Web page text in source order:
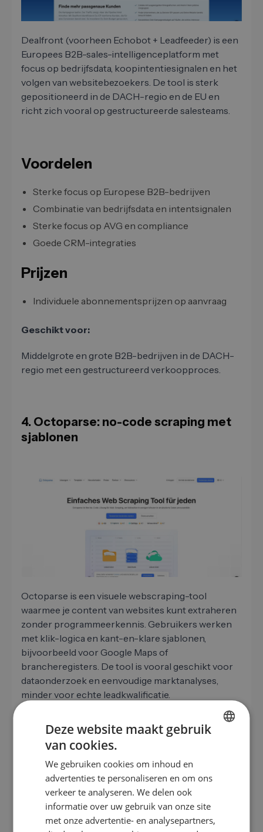
Dealfront (voorheen Echobot + Leadfeeder) is een
Europees B2B-sales-intelligenceplatform met
focus op bedrijfsdata, koopintentiesignalen en het
volgen van websitebezoekers. De tool is sterk
gepositioneerd in de DACH-regio en de EU en
richt zich vooral op gestructureerde salesteams.
Voordelen
Sterke focus op Europese B2B-bedrijven
Combinatie van bedrijfsdata en intentsignalen
Sterke focus op AVG en compliance
Goede CRM-integraties
Prijzen
Individuele abonnementsprijzen op aanvraag
Geschikt voor:
Middelgrote en grote B2B-bedrijven in de DACH-
regio met een gestructureerd verkoopproces.
4. Octoparse: no-code scraping met
sjablonen
Octoparse is een visuele webscraping-tool
waarmee je content van websites kunt extraheren
zonder programmeerkennis. Gebruikers werken
met klik-logica en kant-en-klare sjablonen,
bijvoorbeeld voor Google Maps of
brancheregisters. De tool is vooral geschikt voor
dataonderzoek en eenvoudige marktanalyses,
minder voor echte leadkwalificatie.
Voordelen
Point-and-click-interface
Veel sjablonen (Google Maps, registers)
Cloudscraping en planning
FR
IT
Deze website maakt gebruik
van cookies.
We gebruiken cookies om inhoud en
advertenties te personaliseren en om ons
verkeer te analyseren. We delen ook
informatie over uw gebruik van onze site
met onze advertentie- en analysepartners,